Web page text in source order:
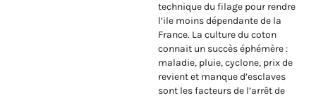
technique du filage pour rendre
l’ile moins dépendante de la
France. La culture du coton
connait un succès éphémère :
maladie, pluie, cyclone, prix de
revient et manque d’esclaves
sont les facteurs de l’arrêt de